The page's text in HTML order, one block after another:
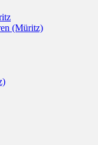
(Müritz)